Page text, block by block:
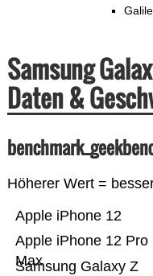
Samsung
Daten &
Höherer Wert =
Samsung Galaxy Z
Apple iPhone 12 Pro
Max
Apple iPhone 12